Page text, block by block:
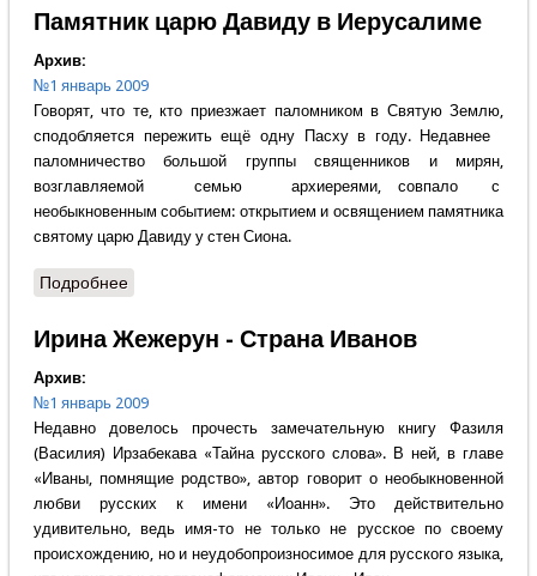
Памятник царю Давиду в Иерусалиме
Архив:
№1 январь 2009
Говорят, что те, кто приезжает паломником в Святую Землю,
сподобляется пережить ещё одну Пасху в году. Недавнее
паломничество большой группы священников и мирян,
возглавляемой семью архиереями, совпало с
необыкновенным событием: открытием и освящением памятника
святому царю Давиду у стен Сиона.
Подробнеео Протоиерей Александр Шаргунов – Памятник
Ирина Жежерун - Страна Иванов
Архив:
№1 январь 2009
Недавно довелось прочесть замечательную книгу Фазиля
(Василия) Ирзабекава «Тайна русского слова». В ней, в главе
«Иваны, помнящие родство», автор говорит о необыкновенной
любви русских к имени «Иоанн». Это действительно
удивительно, ведь имя-то не только не русское по своему
происхождению, но и неудобопроизносимое для русского языка,